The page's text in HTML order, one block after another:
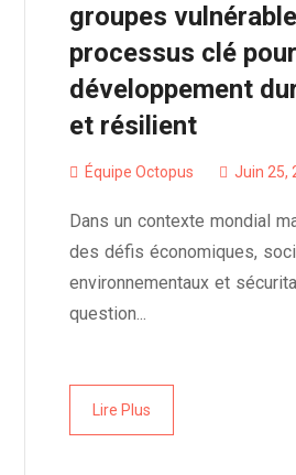
groupes
processus clé
développement
et résilient
Équipe Octopus Juin 25,
Dans un contexte mondial
des défis économiques,
environnementaux et
question...
Lire Plus